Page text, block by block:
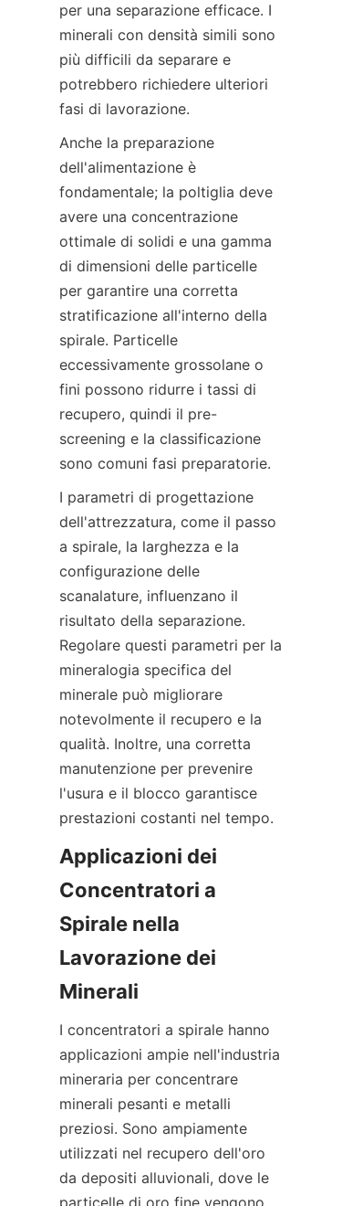
per una separazione efficace. I
minerali con densità simili sono
più difficili da separare e
potrebbero richiedere ulteriori
Anche la preparazione
dell'alimentazione è
fondamentale; la poltiglia deve
avere una concentrazione
ottimale di solidi e una gamma
di dimensioni delle particelle
per garantire una corretta
stratificazione all'interno della
spirale. Particelle
eccessivamente grossolane o
fini possono ridurre i tassi di
recupero, quindi il pre-
screening e la classificazione
I parametri di progettazione
dell'attrezzatura, come il passo
a spirale, la larghezza e la
configurazione delle
scanalature, influenzano il
risultato della separazione.
Regolare questi parametri per la
mineralogia specifica del
minerale può migliorare
notevolmente il recupero e la
qualità. Inoltre, una corretta
manutenzione per prevenire
l'usura e il blocco garantisce
Applicazioni dei
Concentratori a
Spirale nella
Lavorazione dei
I concentratori a spirale hanno
applicazioni ampie nell'industria
mineraria per concentrare
minerali pesanti e metalli
preziosi. Sono ampiamente
utilizzati nel recupero dell'oro
da depositi alluvionali, dove le
particelle di oro fine vengono